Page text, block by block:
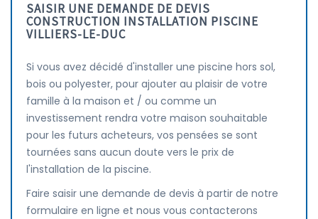
SAISIR UNE DEMANDE DE DEVIS
CONSTRUCTION INSTALLATION PISCINE
VILLIERS-LE-DUC
Si vous avez décidé d'installer une piscine hors sol,
bois ou polyester, pour ajouter au plaisir de votre
famille à la maison et / ou comme un
investissement rendra votre maison souhaitable
pour les futurs acheteurs, vos pensées se sont
tournées sans aucun doute vers le prix de
l'installation de la piscine.
Faire saisir une demande de devis à partir de notre
formulaire en ligne et nous vous contacterons